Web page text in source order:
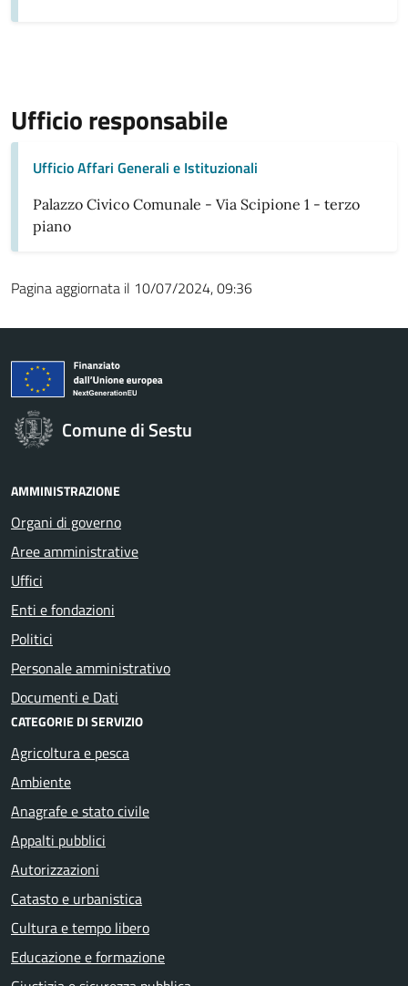
Ufficio responsabile
Ufficio Affari Generali e Istituzionali
Palazzo Civico Comunale - Via Scipione 1 - terzo
piano
Pagina aggiornata il 10/07/2024, 09:36
Comune di Sestu
AMMINISTRAZIONE
Organi di governo
Aree amministrative
Uffici
Enti e fondazioni
Politici
Personale amministrativo
Documenti e Dati
CATEGORIE DI SERVIZIO
Agricoltura e pesca
Ambiente
Anagrafe e stato civile
Appalti pubblici
Autorizzazioni
Catasto e urbanistica
Cultura e tempo libero
Educazione e formazione